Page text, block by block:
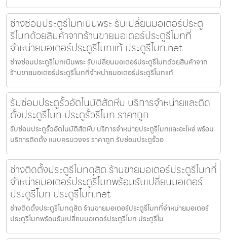
ช่างซ่อมประตูรีโมทเนินพระ รับเปลี่ยนมอเตอร์ประตู
รีโมทด้วยสินค้าจากร้านขายมอเตอร์ประตูรีโมทที่
จำหน่ายมอเตอร์ประตูรีโมทแท้ ประตูรีโมท.net
ช่างซ่อมประตูรีโมทเนินพระ รับเปลี่ยนมอเตอร์ประตูรีโมทด้วยสินค้าจาก
ร้านขายมอเตอร์ประตูรีโมทที่จำหน่ายมอเตอร์ประตูรีโมทแท้
รับซ่อมประตูรั้วอัตโนมัติสัตหีบ บริการจำหน่ายและติด
ตั้งประตูรีโมท ประตูรั้วรีโมท ราคาถูก
รับซ่อมประตูรั้วอัตโนมัติสัตหีบ บริการจำหน่ายประตูรีโมทและอะไหล่ พร้อม
บริการติดตั้ง แบบครบวงจร ราคาถูก รับซ่อมประตูรั้วอ
ช่างติดตั้งประตูรีโมทดุสิต ร้านขายมอเตอร์ประตูรีโมทที่
จำหน่ายมอเตอร์ประตูรีโมทพร้อมรับเปลี่ยนมอเตอร์
ประตูรีโมท ประตูรีโมท.net
ช่างติดตั้งประตูรีโมทดุสิต ร้านขายมอเตอร์ประตูรีโมทที่จำหน่ายมอเตอร์
ประตูรีโมทพร้อมรับเปลี่ยนมอเตอร์ประตูรีโมท ประตูรีโม